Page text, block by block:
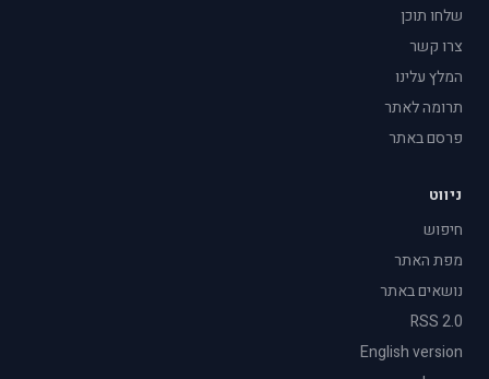
שלחו תוכן
צרו קשר
המלץ עלינו
תרומה לאתר
פרסם באתר
ניווט
חיפוש
מפת האתר
נושאים באתר
RSS 2.0
English version